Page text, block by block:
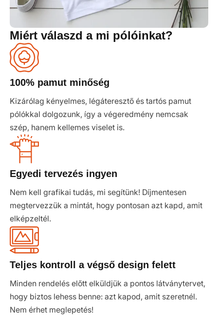
Miért válaszd a mi pólóinkat?
100% pamut minőség
Kizárólag kényelmes, légáteresztő és tartós pamut
pólókkal dolgozunk, így a végeredmény nemcsak
szép, hanem kellemes viselet is.
Egyedi tervezés ingyen
Nem kell grafikai tudás, mi segítünk! Díjmentesen
megtervezzük a mintát, hogy pontosan azt kapd, amit
elképzeltél.
Teljes kontroll a végső design felett
Minden rendelés előtt elküldjük a pontos látványtervet,
hogy biztos lehess benne: azt kapod, amit szeretnél.
Nem érhet meglepetés!